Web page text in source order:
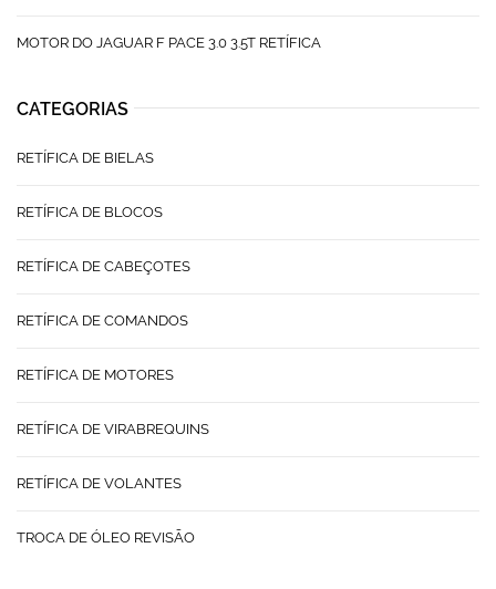
MOTOR DO JAGUAR F PACE 3.0 3.5T RETÍFICA
CATEGORIAS
RETÍFICA DE BIELAS
RETÍFICA DE BLOCOS
RETÍFICA DE CABEÇOTES
RETÍFICA DE COMANDOS
RETÍFICA DE MOTORES
RETÍFICA DE VIRABREQUINS
RETÍFICA DE VOLANTES
TROCA DE ÓLEO REVISÃO